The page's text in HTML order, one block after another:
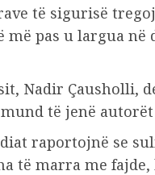
të sigurisë
më pas u largua
Nadir Çausholli,
të jenë
raportojnë se
të marra me